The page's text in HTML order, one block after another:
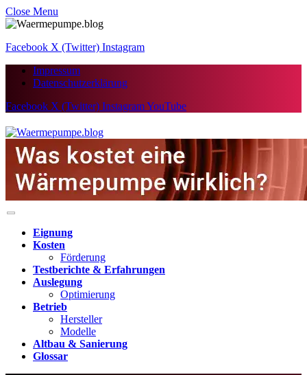
Close Menu
Facebook X (Twitter) Instagram
Impressum
Datenschutzerklärung
Facebook X (Twitter) InstagramYouTube
Eignung
Kosten
Förderung
Testberichte & Erfahrungen
Auslegung
Optimierung
Betrieb
Hersteller
Modelle
Altbau & Sanierung
Glossar